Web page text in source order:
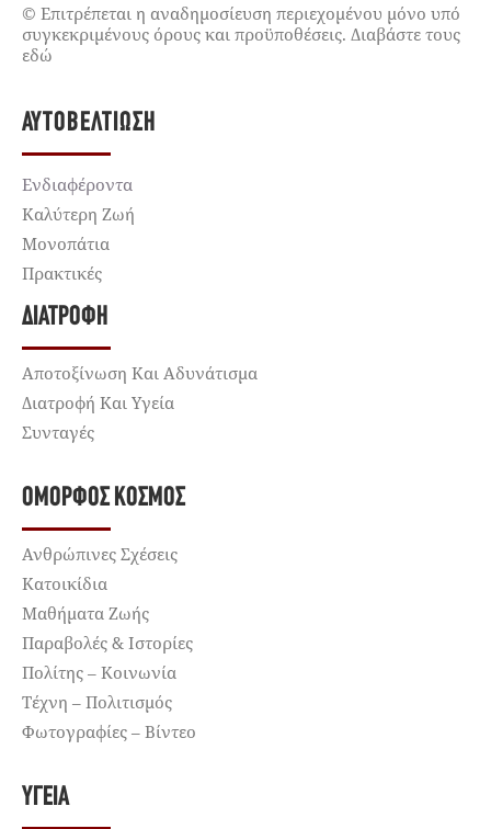
© Επιτρέπεται η αναδημοσίευση περιεχομένου μόνο υπό
συγκεκριμένους όρους και προϋποθέσεις. Διαβάστε τους
εδώ
ΑΥΤΟΒΕΛΤΊΩΣΗ
Ενδιαφέροντα
Καλύτερη Ζωή
Μονοπάτια
Πρακτικές
ΔΙΑΤΡΟΦΉ
Αποτοξίνωση Και Αδυνάτισμα
Διατροφή Και Υγεία
Συνταγές
ΌΜΟΡΦΟΣ ΚΌΣΜΟΣ
Ανθρώπινες Σχέσεις
Κατοικίδια
Μαθήματα Ζωής
Παραβολές & Ιστορίες
Πολίτης – Κοινωνία
Τέχνη – Πολιτισμός
Φωτογραφίες – Βίντεο
ΥΓΕΊΑ